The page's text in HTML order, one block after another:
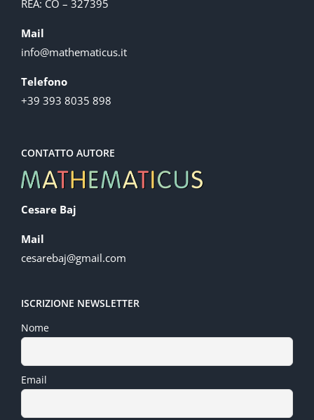
REA: CO – 327395
Mail
info@mathematicus.it
Telefono
+39 393 8035 898
CONTATTO AUTORE
Cesare Baj
Mail
cesarebaj@gmail.com
ISCRIZIONE NEWSLETTER
Nome
Email